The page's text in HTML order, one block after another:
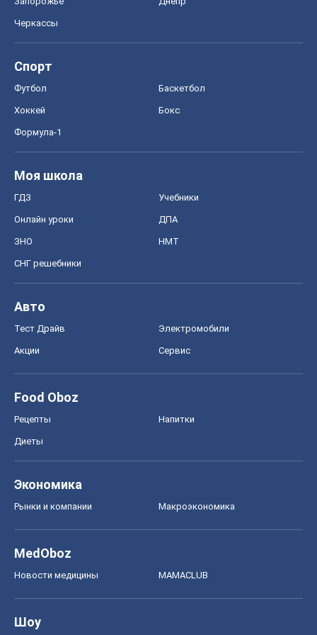
СНГ решебники
Авто
Тест Драйв Электромобили
Акции Сервис
Food Oboz
Рецепты
Диеты
Экономика
Рынки и компании
MedOboz
Новости медицины MAMACLUB
Афиша
Красота Мода
Женский Журнал